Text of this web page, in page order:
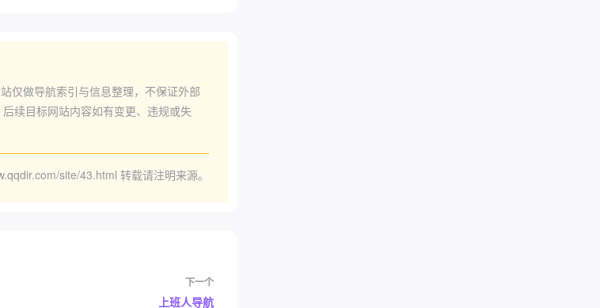
仅做导航索引与信息整理，不保证外部
续目标网站内容如有变更、违规或失
site/43.html 转载请注明来源。
下一个
上班人导航